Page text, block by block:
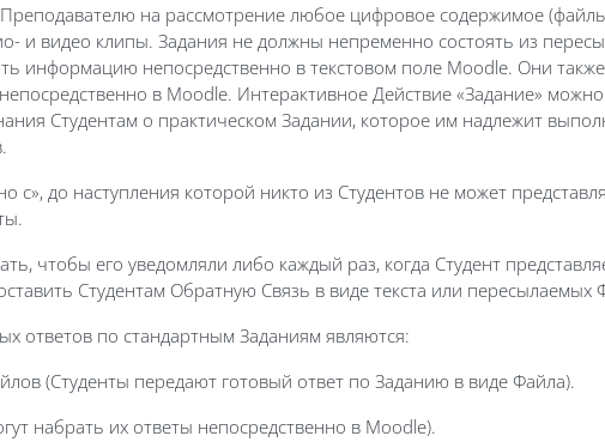
Преподавателю на рассмотрение любое цифровое содержимое
и видео клипы. Задания не должны непременно состоять из
информацию непосредственно в текстовом поле Moodle. Они
в Moodle. Интерактивное Действие «Задание»
Студентам о практическом Задании, которое им надлежит
с», до наступления которой никто из Студентов не может
чтобы его уведомляли либо каждый раз, когда Студент
Студентам Обратную Связь в виде текста или пересылаемых
ответов по стандартным Заданиям являются:
(Студенты передают готовый ответ по Заданию в виде Файла).
набрать их ответы непосредственно в Moodle).